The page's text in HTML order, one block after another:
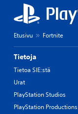
Etusivu Fortnite
Tietoja
Tietoa SIE:stä
Urat
PlayStation Studios
PlayStation Productions